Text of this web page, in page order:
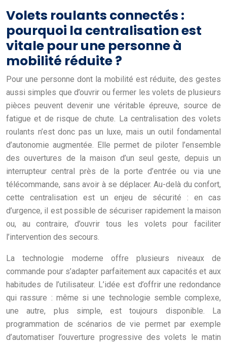
Volets roulants connectés :
pourquoi la centralisation est
vitale pour une personne à
mobilité réduite ?
Pour une personne dont la mobilité est réduite, des gestes
aussi simples que d’ouvrir ou fermer les volets de plusieurs
pièces peuvent devenir une véritable épreuve, source de
fatigue et de risque de chute. La centralisation des volets
roulants n’est donc pas un luxe, mais un outil fondamental
d’autonomie augmentée. Elle permet de piloter l’ensemble
des ouvertures de la maison d’un seul geste, depuis un
interrupteur central près de la porte d’entrée ou via une
télécommande, sans avoir à se déplacer. Au-delà du confort,
cette centralisation est un enjeu de sécurité : en cas
d’urgence, il est possible de sécuriser rapidement la maison
ou, au contraire, d’ouvrir tous les volets pour faciliter
l’intervention des secours.
La technologie moderne offre plusieurs niveaux de
commande pour s’adapter parfaitement aux capacités et aux
habitudes de l’utilisateur. L’idée est d’offrir une redondance
qui rassure : même si une technologie semble complexe,
une autre, plus simple, est toujours disponible. La
programmation de scénarios de vie permet par exemple
d’automatiser l’ouverture progressive des volets le matin